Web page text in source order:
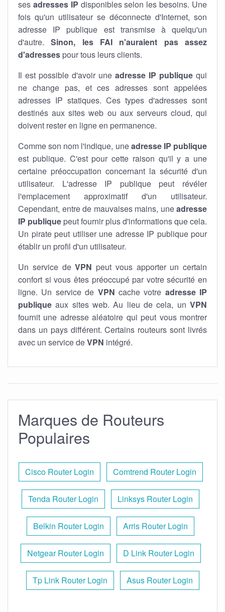
ses adresses IP disponibles selon les besoins. Une
fois qu'un utilisateur se déconnecte d'Internet, son
adresse IP publique est transmise à quelqu'un
d'autre.Sinon, les FAI n'auraient pas assez
d'adresses pour tous leurs clients.
Il est possible d'avoir une adresse IP publique qui
ne change pas, et ces adresses sont appelées
adresses IP statiques. Ces types d'adresses sont
destinés aux sites web ou aux serveurs cloud, qui
doivent rester en ligne en permanence.
Comme son nom l'indique, uneadresse IP publique
est publique. C'est pour cette raison qu'il y a une
certaine préoccupation concernant la sécurité d'un
utilisateur. L'adresse IP publique peut révéler
l'emplacement approximatif d'un utilisateur.
Cependant, entre de mauvaises mains, uneadresse
IP publique peut fournir plus d'informations que cela.
Un pirate peut utiliser une adresse IP publique pour
établir un profil d'un utilisateur.
Un service deVPN peut vous apporter un certain
confort si vous êtes préoccupé par votre sécurité en
ligne. Un service de VPN cache votre adresse IP
publique aux sites web. Au lieu de cela, un VPN
fournit une adresse aléatoire qui peut vous montrer
dans un pays différent. Certains routeurs sont livrés
avec un service deVPN intégré.
Marques de Routeurs
Populaires
Cisco Router Login Comtrend Router Login
Tenda Router Login Linksys Router Login
Belkin Router Login Arris Router Login
Netgear Router Login D Link Router Login
Tp Link Router Login Asus Router Login